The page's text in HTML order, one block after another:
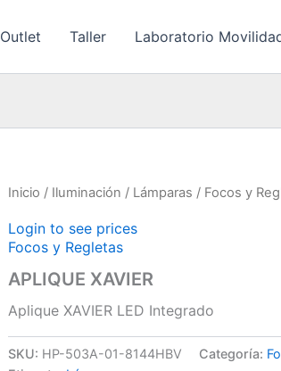
Outlet Taller Laboratorio
Inicio / Iluminación / Lámparas / Focos y
Login to see prices
Focos y Regletas
APLIQUE XAVIER
Aplique XAVIER LED Integrado
SKU: HP-503A-01-8144HBV Categoría: